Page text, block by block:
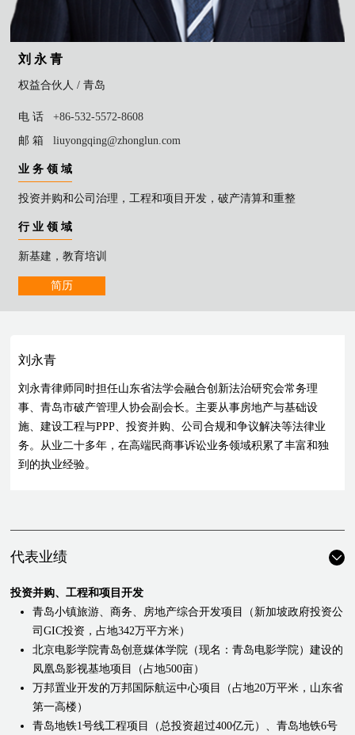
刘 永 青
权益合伙人 /青岛
电 话
+86-532-5572-8608
邮 箱
liuyongqing@zhonglun.com
业 务 领 域
投资并购和公司治理，工程和项目开发，破产清算和重整
行 业 领 域
新基建，教育培训
简历
刘永青
刘永青律师同时担任山东省法学会融合创新法治研究会常务理
事、青岛市破产管理人协会副会长。主要从事房地产与基础设
施、建设工程与PPP、投资并购、公司合规和争议解决等法律业
务。从业二十多年，在高端民商事诉讼业务领域积累了丰富和独
到的执业经验。
代表业绩
投资并购、工程和项目开发
青岛小镇旅游、商务、房地产综合开发项目（新加坡政府投资公
司GIC投资，占地342万平方米）
北京电影学院青岛创意媒体学院（现名：青岛电影学院）建设的
凤凰岛影视基地项目（占地500亩）
万邦置业开发的万邦国际航运中心项目（占地20万平米，山东省
第一高楼）
青岛地铁1号线工程项目（总投资超过400亿元）、青岛地铁6号